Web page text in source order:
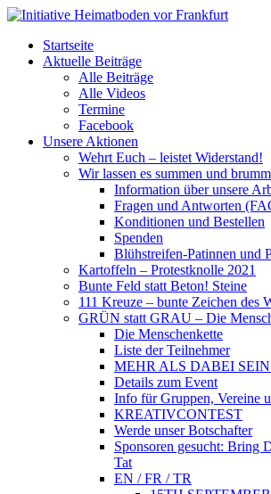
Startseite
Aktuelle Beiträge
Alle Beiträge
Alle Videos
Termine
Facebook
Unsere Aktionen
Wehrt Euch – leistet Widerstand!
Wir lassen es summen und
Information über unsere
Fragen und Antworten
Konditionen und Bestellen
Spenden
Blühstreifen-Patinnen und
Kartoffeln – Protestknolle 2021
Bunte Feld statt Beton! Steine
111 Kreuze – bunte Zeichen des
GRÜN statt GRAU – Die
Die Menschenkette
Liste der Teilnehmer
MEHR ALS DABEI SEIN
Details zum Event
Info für Gruppen, Vereine
KREATIVCONTEST
Werde unser Botschafter
Sponsoren gesucht: Bring
Tat
EN / FR / TR